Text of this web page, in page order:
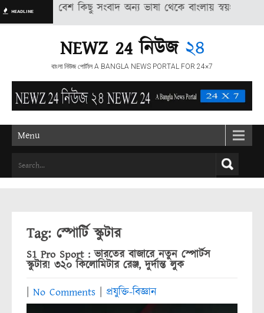
HEADLINE
প্রকাশিত বেশ কিছু সংবাদ অন্য ভাষা থেকে বাংলায় স্বয়ংক্রিয়
NEWZ 24 নিউজ ২৪
বাংলা নিউজ পোর্টাল A BANGLA NEWS PORTAL FOR 24×7
Menu
Tag: স্পোর্টি স্কুটার
S1 Pro Sport : ভারতের বাজারে নতুন স্পোর্টস
স্কুটার! ৩২০ কিলোমিটার রেঞ্জ, দুর্দান্ত লুক
No Comments প্রযুক্তি-বিজ্ঞান